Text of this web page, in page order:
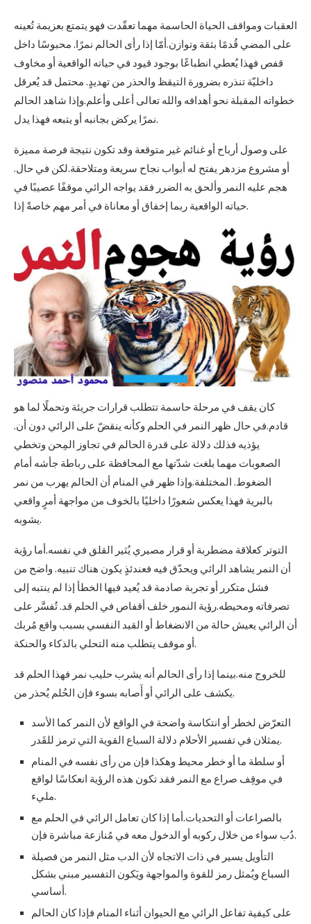
العقبات ومواقف الحياة الحاسمة مهما تعقّدت فهو يتمتع بعزيمة تُعينه
على المضي قُدمًا بثقة وتوازن.أمّا إذا رأى الحالم نمرًا. محبوسًا داخل
قفص فهذا يُعطي انطباعًا بوجود قيود في حياته الواقعية أو مخاوف
داخليّة تنذره بضرورة التيقظ والحذر من تهديدٍ. محتمل قد يُعرقل
خطواته المقبلة نحو أهدافه والله تعالى أعلى وأعلم.وإذا شاهد الحالم
نمرًا يركض بجانبه أو يتبعه فهذا يدل.
على وصول أرباح أو غنائم غير متوقعة وقد تكون نتيجة فرصة مميزة
أو مشروع مزدهر يفتح له أبواب نجاح سريعة ومتلاحقة.لكن في حال.
هجم عليه النمر وألحق به الضرر فقد يواجه الرائي موقفًا عصيبًا في
حياته الواقعية ربما إخفاق أو معاناة في أمر مهم خاصةً إذا.
كان يقف في مرحلة حاسمة تتطلب قرارات جريئة وتحملًا لما هو
قادم.في حال ظهر النمر في الحلم وكأنه ينقضّ على الرائي دون أن.
يؤذيه فذلك دلالة على قدرة الحالم في تجاوز المِحن وتخطي
الصعوبات مهما بلغت شدّتها مع المحافظة على رباطة جأشه أمام
الضغوط. المختلفة.وإذا ظهر في المنام أن الحالم يهرب من نمر
بالبرية فهذا يعكس شعورًا داخليًا بالخوف من مواجهة أمرٍ واقعي
يشوبه.
التوتر كعلاقة مضطربة أو قرار مصيري يُثير القلق في نفسه.أما رؤية
أن النمر يشاهد الرائي ويحدّق فيه فعندئذٍ يكون هناك تنبيه. واضح من
فشل متكرر أو تجربة صادمة قد يُعيد فيها الخطأ إذا لم ينتبه إلى
تصرفاته ومحيطه.رؤية النمور خلف أقفاص في الحلم قد. تُفسَّر على
أن الرائي يعيش حالة من الانضغاط أو القيد النفسي بسبب واقع مُربك
أو موقف يتطلب منه التحلي بالذكاء والحنكة.
للخروج منه.بينما إذا رأى الحالم أنه يشرب حليب نمر فهذا الحلم قد
يكشف على الرائي أو أَصابه بسوء فإن الحُلم يُحذر من.
التعرّض لخطر أو انتكاسة واضحة في الواقع لأن النمر كما الأسد
يمثلان في تفسير الأحلام دلالة السباع القوية التي ترمز للقَدر.
أو سلطة ما أو خطر محيط وهكذا فإن من رأى نفسه في المنام
في موقِف صراع مع النمر فقد تكون هذه الرؤية انعكاسًا لواقع
مليء.
بالصراعات أو التحديات.أما إذا كان تعامل الرائي في الحلم مع
دُب سواء من خلال ركوبه أو الدخول معه في مُنازعة مباشرة فإن.
التأويل يسير في ذات الاتجاه لأن الدب مثل النمر من فصيلة
السباع ويُمثل رمز للقوة والمواجهة ويَكون التفسير مبني بشكل
أساسي.
على كيفية تفاعل الرائي مع الحيوان أثناء المنام فإذا كان الحالم